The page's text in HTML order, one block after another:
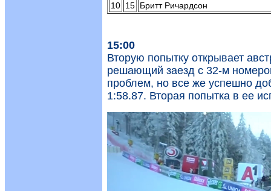
10 15 Бритт Ричардсон
15:00
Вторую попытку открывает
решающий заезд с 32-м
проблем, но все же успешно
1:58.87. Вторая попытка в ее